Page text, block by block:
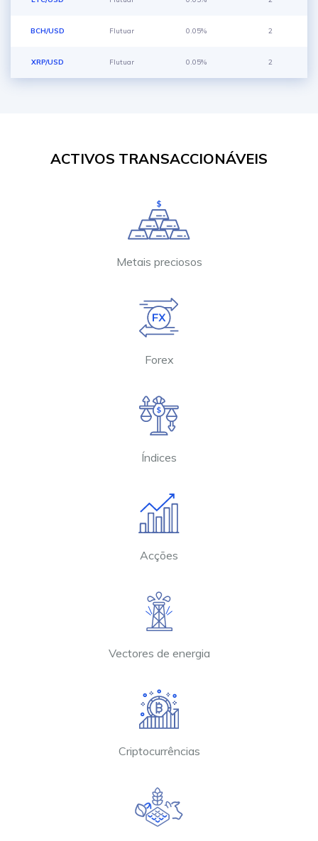
BCH/USD Flutuar 0.05% 2
XRP/USD Flutuar 0.05% 2
ACTIVOS TRANSACCIONÁVEIS
Metais preciosos
Forex
Índices
Acções
Vectores de energia
Criptocurrências